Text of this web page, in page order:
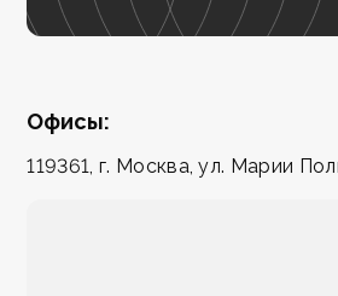
Офисы:
119361, г. Москва, ул. Марии